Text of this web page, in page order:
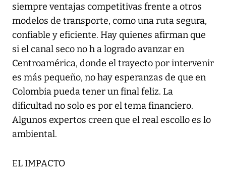
siempre ventajas competitivas frente a otros
modelos de transporte, como una ruta segura,
confiable y eficiente. Hay quienes afirman que
si el canal seco no h a logrado avanzar en
Centroamérica, donde el trayecto por intervenir
es más pequeño, no hay esperanzas de que en
Colombia pueda tener un final feliz. La
dificultad no solo es por el tema financiero.
Algunos expertos creen que el real escollo es lo
ambiental.
EL IMPACTO